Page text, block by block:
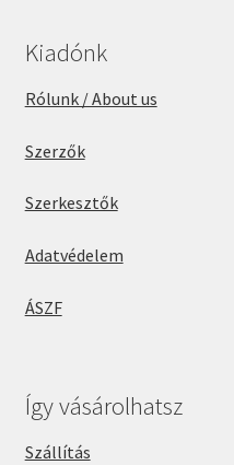
Kiadónk
Rólunk / About us
Szerzők
Szerkesztők
Adatvédelem
ÁSZF
Így vásárolhatsz
Szállítás